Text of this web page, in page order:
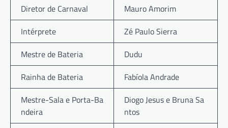
Diretor de Carnaval
Mauro Amorim
Intérprete
Zé Paulo Sierra
Mestre de Bateria
Dudu
Rainha de Bateria
Fabíola Andrade
Mestre-Sala e Porta-Ba
ndeira
Diogo Jesus e Bruna Sa
ntos